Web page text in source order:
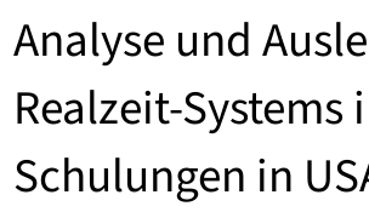
Analyse und
Realzeit-
Schulungen in